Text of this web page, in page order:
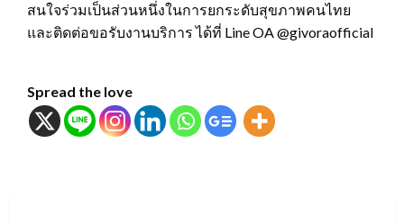
สนใจร่วมเป็นส่วนหนึ่งในการยกระดับสุขภาพคนไทย
และติดต่อขอรับงานบริการ ได้ที่ Line OA @givoraofficial
Spread the love